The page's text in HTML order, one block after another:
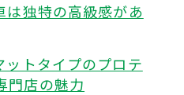
は独特の高級感があ
トタイプのプロテ
門店の魅力